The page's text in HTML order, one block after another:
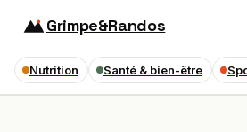
Grimpe&Randos
Nutrition Santé & bien-être